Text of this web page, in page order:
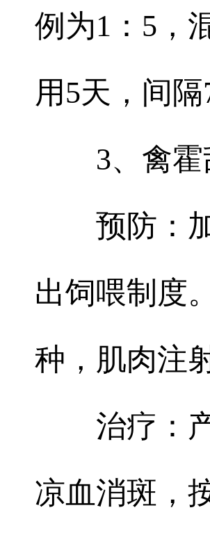
例为1：5，
用5天，间
3、禽
预防：
出饲喂制度
种，肌肉注
治疗：
凉血消斑，